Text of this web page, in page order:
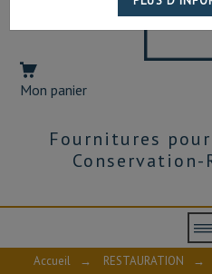
Mon panier
Fournitures
Accueil → RESTAURATION →